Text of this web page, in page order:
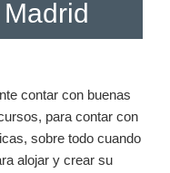
contar con buenas
para contar con
sobre todo cuando
alojar y crear su